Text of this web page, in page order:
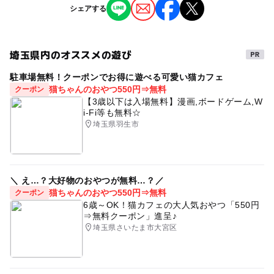
予約必要
応募方法
2026年2月10日（火）10:00～ オルモ窓口・電話にて受
予約ページ
お控えください。
感染拡大状況および、それに伴う当館の施設利用制限等に
が急遽発生する場合がございます。
ものづくり・学び体験
タグ
駐車場無料 2026年3月のイベント
3月の親子イベント 東武東上線(埼玉県)
シェアする
埼玉県内のオススメの遊び
駐車場無料！クーポンでお得に遊べる可愛い猫カフェ
クーポン 猫ちゃんのおやつ550円⇒無料
【3歳以下は入場無料】漫画,ボードゲーム,W
i-Fi等も無料☆
埼玉県羽生市
＼ え…？大好物のおやつが無料…？／
クーポン 猫ちゃんのおやつ550円⇒無料
6歳～OK！猫カフェの大人気おやつ「550円
⇒無料クーポン」進呈♪
埼玉県さいたま市大宮区